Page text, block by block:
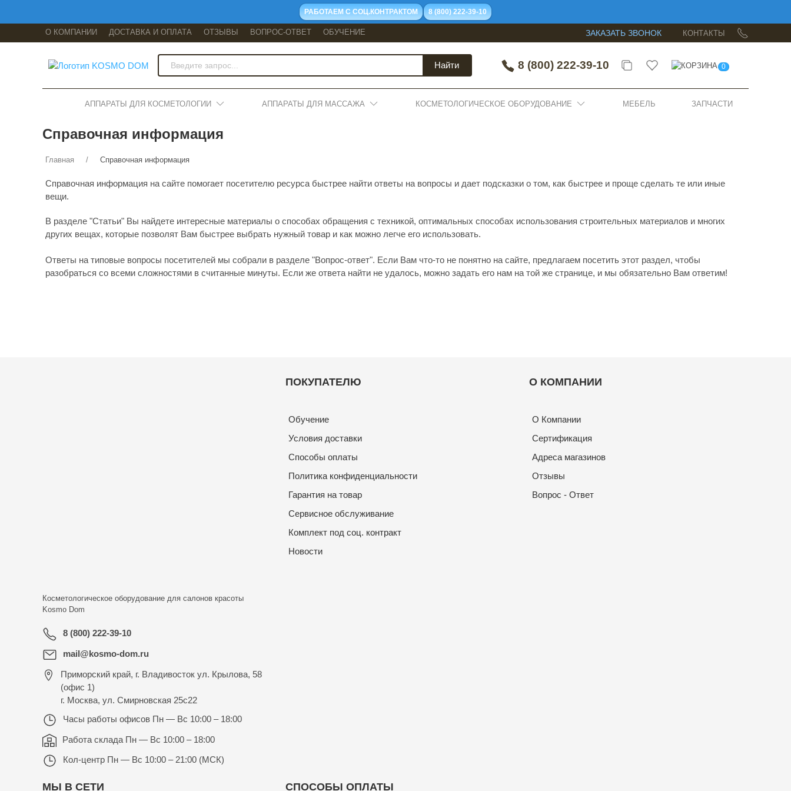
РАБОТАЕМ С СОЦ.КОНТРАКТОМ 8 (800) 222-39-10
О КОМПАНИИ ДОСТАВКА И ОПЛАТА ОТЗЫВЫ ВОПРОС-ОТВЕТ ОБУЧЕНИЕ ЗАКАЗАТЬ ЗВОНОК КОНТАКТЫ
Найти 8 (800) 222-39-10 0
АППАРАТЫ ДЛЯ КОСМЕТОЛОГИИ АППАРАТЫ ДЛЯ МАССАЖА КОСМЕТОЛОГИЧЕСКОЕ ОБОРУДОВАНИЕ МЕБЕЛЬ ЗАПЧАСТИ
Справочная информация
Главная Справочная информация
Справочная информация на сайте помогает посетителю ресурса быстрее найти ответы на вопросы и дает подсказки о том, как быстрее и проще сделать те или иные
вещи.
В разделе "Статьи" Вы найдете интересные материалы о способах обращения с техникой, оптимальных способах использования строительных материалов и многих
других вещах, которые позволят Вам быстрее выбрать нужный товар и как можно легче его использовать.
Ответы на типовые вопросы посетителей мы собрали в разделе "Вопрос-ответ". Если Вам что-то не понятно на сайте, предлагаем посетить этот раздел, чтобы
разобраться со всеми сложностями в считанные минуты. Если же ответа найти не удалось, можно задать его нам на той же странице, и мы обязательно Вам ответим!
Косметологическое оборудование для салонов красоты
Kosmo Dom
8 (800) 222-39-10
mail@kosmo-dom.ru
Приморский край, г. Владивосток ул. Крылова, 58
(офис 1)
г. Москва, ул. Смирновская 25с22
Часы работы офисов Пн — Вс 10:00 – 18:00
Работа склада Пн — Вс 10:00 – 18:00
Кол-центр Пн — Вс 10:00 – 21:00 (МСК)
ПОКУПАТЕЛЮ
Обучение
Условия доставки
Способы оплаты
Политика конфиденциальности
Гарантия на товар
Сервисное обслуживание
Комплект под соц. контракт
Новости
О КОМПАНИИ
О Компании
Сертификация
Адреса магазинов
Отзывы
Вопрос - Ответ
МЫ В СЕТИ СПОСОБЫ ОПЛАТЫ